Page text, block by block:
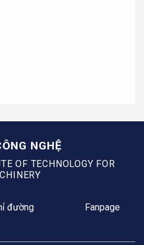
NGHỆ
OF TECHNOLOGY FOR
đường Fanpage